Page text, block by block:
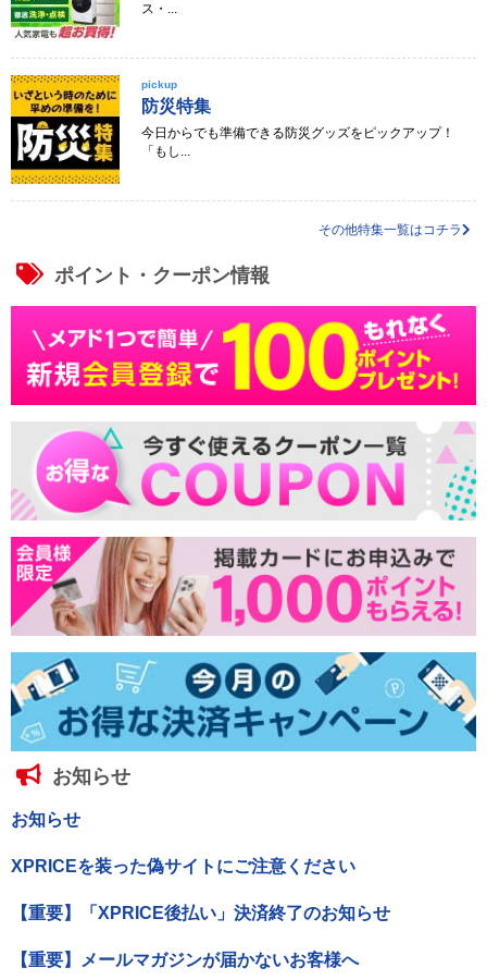
ス・...
pickup
防災特集
今日からでも準備できる防災グッズをピックアップ！
「もし...
その他特集一覧はコチラ
ポイント・クーポン情報
お知らせ
お知らせ
XPRICEを装った偽サイトにご注意ください
【重要】「XPRICE後払い」決済終了のお知らせ
【重要】メールマガジンが届かないお客様へ